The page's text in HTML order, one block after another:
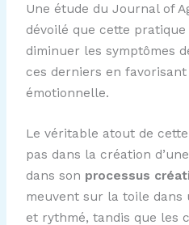
Une étude du Journal of
dévoilé que cette
diminuer les symptômes
ces derniers en favorisant
émotionnelle.
Le véritable atout de
pas dans la création
dans son processus
meuvent sur la toile dans
et rythmé, tandis que les